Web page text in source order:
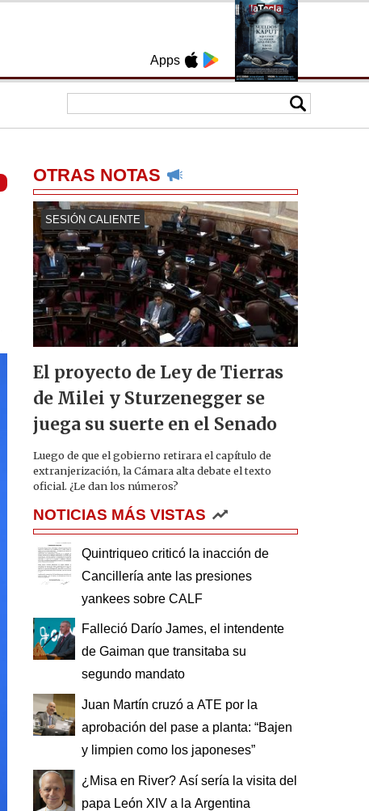
Apps
OTRAS NOTAS
SESIÓN CALIENTE
El proyecto de Ley de Tierras
de Milei y Sturzenegger se
juega su suerte en el Senado
Luego de que el gobierno retirara el capítulo de
extranjerización, la Cámara alta debate el texto
oficial. ¿Le dan los números?
NOTICIAS MÁS VISTAS
Quintriqueo criticó la inacción de
Cancillería ante las presiones
yankees sobre CALF
Falleció Darío James, el intendente
de Gaiman que transitaba su
segundo mandato
Juan Martín cruzó a ATE por la
aprobación del pase a planta: “Bajen
y limpien como los japoneses”
¿Misa en River? Así sería la visita del
papa León XIV a la Argentina